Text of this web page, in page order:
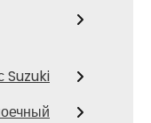
Suzuki